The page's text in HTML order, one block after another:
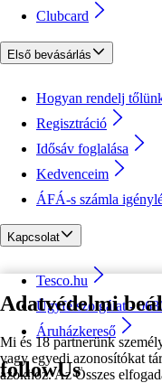
Adatvédelmi
Mi és 18 partnerünk
vagy egyedi azonosítókat
azokhoz. Az Összes
Clubcard
Első bevásárlás
Hogyan rendelj
Regisztráció
Idősáv foglalása
Kedvenceim
ÁFÁ-s számla
Kapcsolat
Tesco.hu
Ügyfélszolgálat -
Áruházkereső
followUs